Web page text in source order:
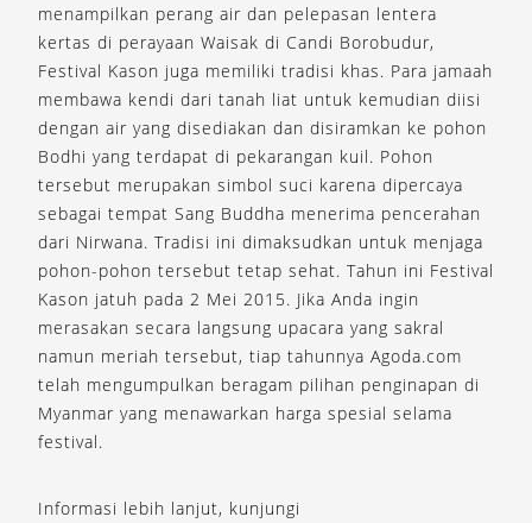
menampilkan perang air dan pelepasan lentera
kertas di perayaan Waisak di Candi Borobudur,
Festival Kason juga memiliki tradisi khas. Para jamaah
membawa kendi dari tanah liat untuk kemudian diisi
dengan air yang disediakan dan disiramkan ke pohon
Bodhi yang terdapat di pekarangan kuil. Pohon
tersebut merupakan simbol suci karena dipercaya
sebagai tempat Sang Buddha menerima pencerahan
dari Nirwana. Tradisi ini dimaksudkan untuk menjaga
pohon-pohon tersebut tetap sehat. Tahun ini Festival
Kason jatuh pada 2 Mei 2015. Jika Anda ingin
merasakan secara langsung upacara yang sakral
namun meriah tersebut, tiap tahunnya Agoda.com
telah mengumpulkan beragam pilihan penginapan di
Myanmar yang menawarkan harga spesial selama
festival.
Informasi lebih lanjut, kunjungi